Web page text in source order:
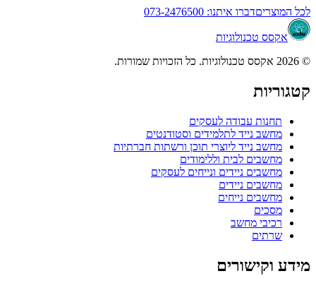
לכל המוצריםדברו איתנו: 073-2476500
אקסס טכנולוגיות
© 2026 אקסס טכנולוגיות. כל הזכויות שמורות.
קטגוריות
תחנות עבודה לעסקים
מחשב נייד לתלמידים וסטודנטים
מחשב נייד ליוצרי תוכן ורשתות חברתיות
מחשבים לבית וללימודים
מחשבים ניידים ונייחים לעסקים
מחשבים ניידים
מחשבים נייחים
מסכים
רכיבי מחשב
שרתים
מידע וקישורים